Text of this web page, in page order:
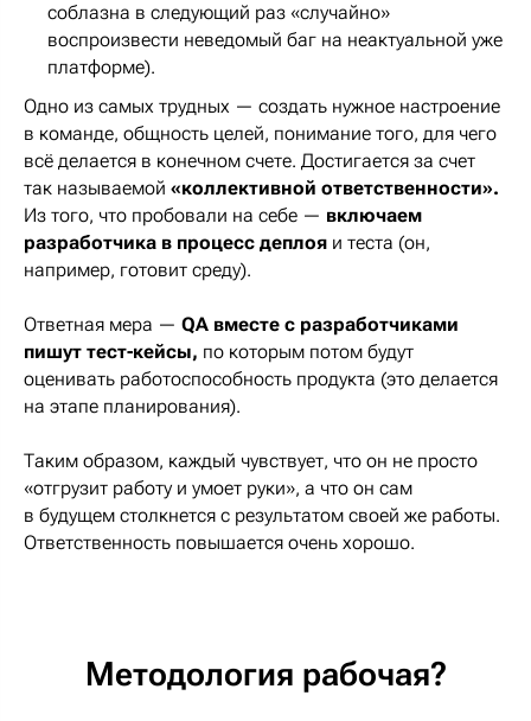
соблазна в следующий раз «случайно»
воспроизвести неведомый баг на неактуальной уже
платформе).
Одно из самых трудных — создать нужное настроение
в команде, общность целей, понимание того, для чего
всё делается в конечном счете. Достигается за счет
так называемой «коллективной ответственности».
Из того, что пробовали на себе — включаем
разработчика в процесс деплоя и теста (он,
например, готовит среду).
Ответная мера — QA вместе с разработчиками
пишут тест-кейсы, по которым потом будут
оценивать работоспособность продукта (это делается
на этапе планирования).
Таким образом, каждый чувствует, что он не просто
«отгрузит работу и умоет руки», а что он сам
в будущем столкнется с результатом своей же работы.
Ответственность повышается очень хорошо.
Методология рабочая?